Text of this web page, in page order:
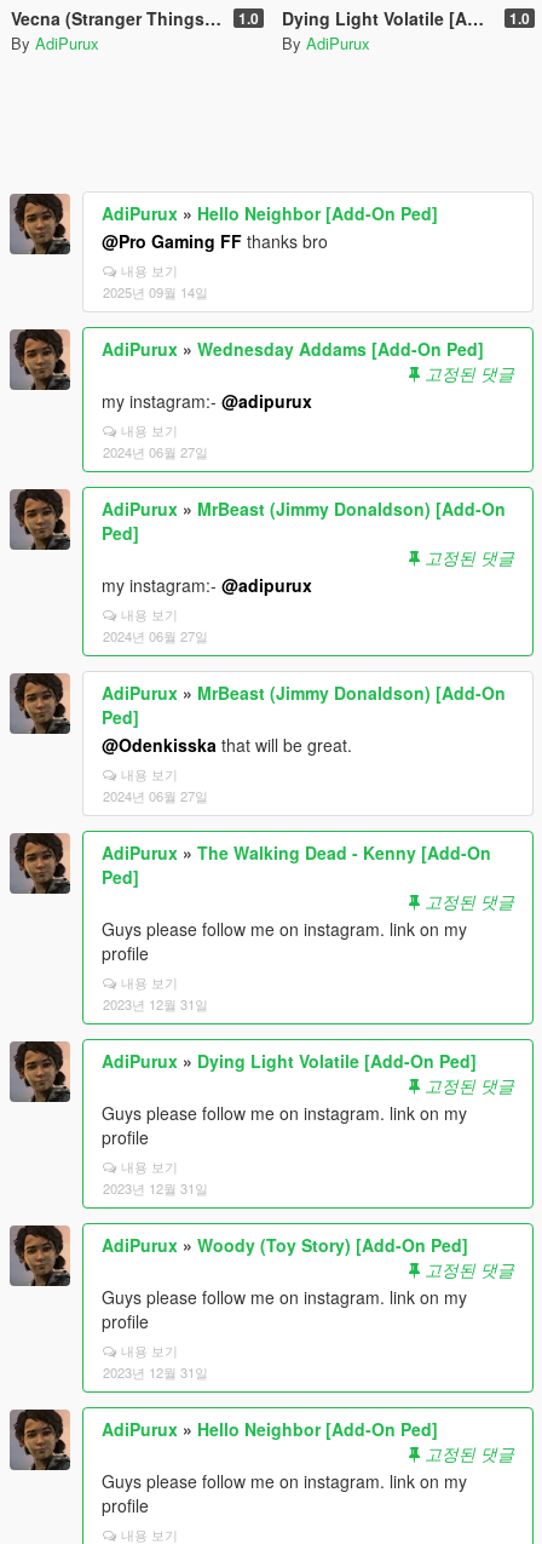
Vecna (Stranger Things) [Add-On Ped] 1.0
By AdiPurux
Dying Light Volatile [Add-On Ped] 1.0
By AdiPurux
AdiPurux » Hello Neighbor [Add-On Ped]
@Pro Gaming FF thanks bro
내용 보기
2025년 09월 14일
AdiPurux » Wednesday Addams [Add-On Ped]
고정된 댓글
my instagram:- @adipurux
내용 보기
2024년 06월 27일
AdiPurux » MrBeast (Jimmy Donaldson) [Add-On
Ped]
고정된 댓글
my instagram:- @adipurux
내용 보기
2024년 06월 27일
AdiPurux » MrBeast (Jimmy Donaldson) [Add-On
Ped]
@Odenkisska that will be great.
내용 보기
2024년 06월 27일
AdiPurux » The Walking Dead - Kenny [Add-On
Ped]
고정된 댓글
Guys please follow me on instagram. link on my
profile
내용 보기
2023년 12월 31일
AdiPurux » Dying Light Volatile [Add-On Ped]
고정된 댓글
Guys please follow me on instagram. link on my
profile
내용 보기
2023년 12월 31일
AdiPurux » Woody (Toy Story) [Add-On Ped]
고정된 댓글
Guys please follow me on instagram. link on my
profile
내용 보기
2023년 12월 31일
AdiPurux » Hello Neighbor [Add-On Ped]
고정된 댓글
Guys please follow me on instagram. link on my
profile
내용 보기